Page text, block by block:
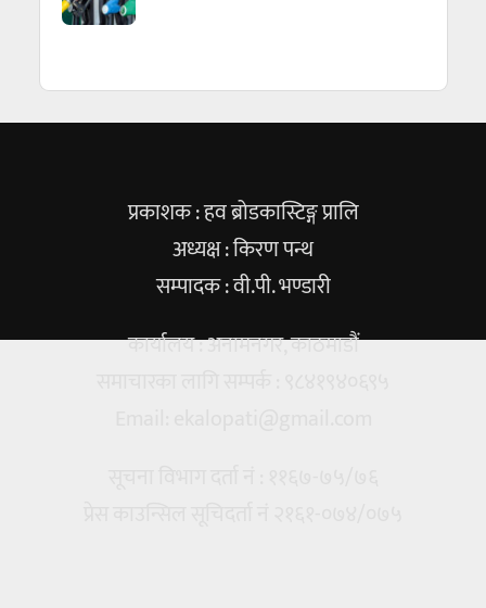
प्रकाशक : हव ब्रोडकास्टिङ्ग प्रालि
अध्यक्ष : किरण पन्थ
सम्पादक : वी.पी. भण्डारी
कार्यालय : अनामनगर, काठमाडौं